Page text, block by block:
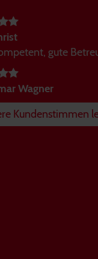
gute
Wagner
Kundenstimmen